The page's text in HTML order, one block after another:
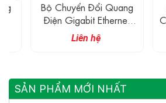
Bộ Chuyển Đổi Quang
Điện Gigabit Ethernet
WDM
Liên hệ
SẢN PHẨM MỚI NHẤT